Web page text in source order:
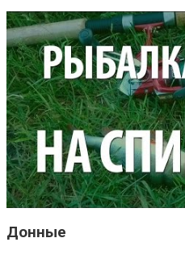
Донные